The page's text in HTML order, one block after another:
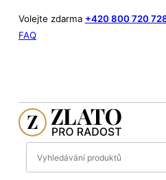
Volejte zdarma +420 800 720
FAQ